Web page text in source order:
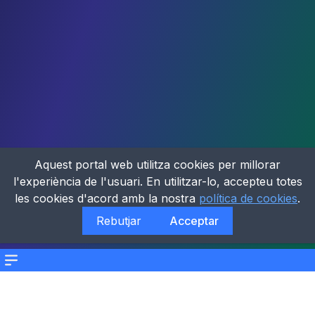
Menu
Aquest portal web utilitza cookies per millorar
l'experiència de l'usuari. En utilitzar-lo, accepteu totes
les cookies d'acord amb la nostra política de cookies.
Rebutjar
Acceptar